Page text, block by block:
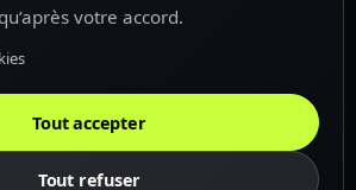
votre accord.
Tout accepter
Tout refuser